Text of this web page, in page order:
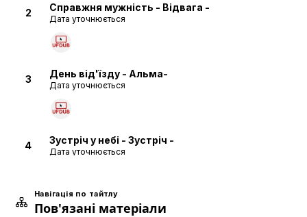
2 Справжня мужність - Відвага -
Дата уточнюється
3 День від'їзду - Альма-
Дата уточнюється
4 Зустріч у небі - Зустріч -
Дата уточнюється
Рай мудрості та надії — Артеміда —
Навігація по тайтлу
Пов'язані матеріали